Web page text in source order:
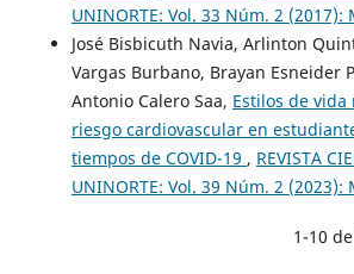
UNINORTE: Vol. 33 Núm. 2 (2017):
José Bisbicuth Navia, Arlinton
Vargas Burbano, Brayan Esneider
Antonio Calero Saa, Estilos de
riesgo cardiovascular en
tiempos de COVID-19 , REVISTA
UNINORTE: Vol. 39 Núm. 2 (2023):
1-10